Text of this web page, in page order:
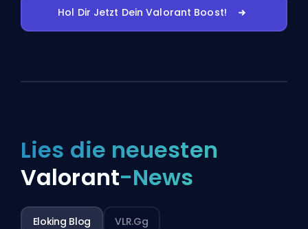
Hol Dir Jetzt Dein Valorant Boost!
Lies die neuesten
Valorant-News
Eloking Blog VLR.gg